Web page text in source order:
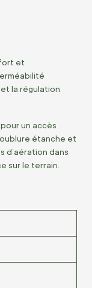
et
la régulation
un accès
étanche et
d’aération dans
sur le terrain.